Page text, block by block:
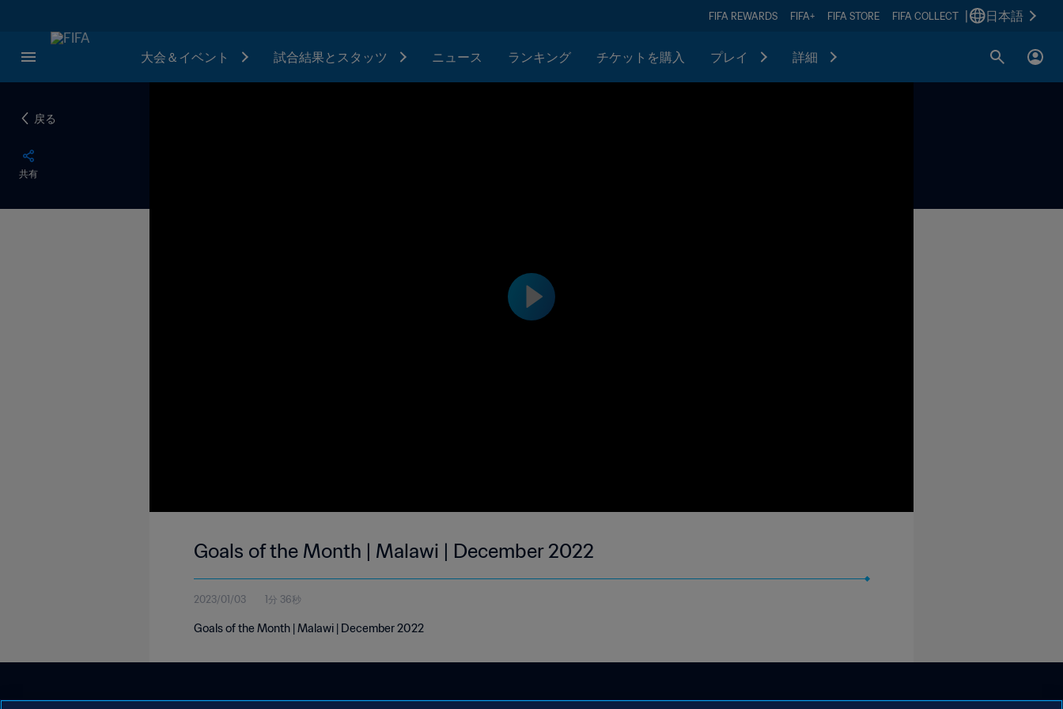
FIFA REWARDS FIFA+ FIFA STORE FIFA COLLECT 日本語
大会＆イベント 試合結果とスタッツ ニュース ランキング チケットを購入 プレイ 詳細
戻る
共有
Goals of the Month | Malawi | December 2022
2023/01/03 1分 36秒
Goals of the Month | Malawi | December 2022